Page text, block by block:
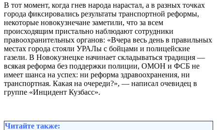
В тот момент, когда гнев народа нарастал, а в разных точках
города фиксировались результаты транспортной реформы,
некоторые новокузнечане заметили, что за всем
происходящим пристально наблюдают сотрудники
правоохранительных органов: «Вчера весь день в правильных
местах города стояли УРАЛы с бойцами и полицейские
газели. В Новокузнецке начинает складываться традиция —
всякая реформа без поддержки полиции, ОМОН и ФСБ не
имеет шанса на успех: ни реформа здравоохранения, ни
транспортная. Какая на очереди?», — написал очевидец в
группе «Инцидент Кузбасс».
Читайте также: